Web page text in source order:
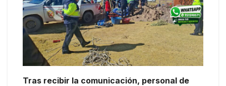
Tras recibir la comunicación, personal de